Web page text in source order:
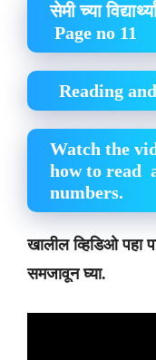
सेमी च्या
Page no 11
Reading
Watch the
how to read
numbers.
खालील व्हिडिओ पहा
समजावून घ्या.